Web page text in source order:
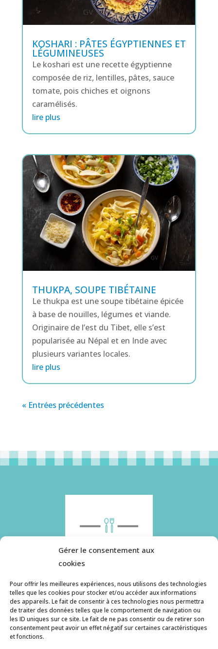
Gérer le consentement aux
cookies
Pour offrir les meilleures expériences, nous utilisons des technologies
telles que les cookies pour stocker et/ou accéder aux informations
des appareils. Le fait de consentir à ces technologies nous permettra
de traiter des données telles que le comportement de navigation ou
les ID uniques sur ce site. Le fait de ne pas consentir ou de retirer son
consentement peut avoir un effet négatif sur certaines caractéristiques
et fonctions.
KOSHARI : PÂTES ÉGYPTIENNES ET
LÉGUMINEUSES
Le koshari est une recette égyptienne
composée de riz, lentilles, pâtes, sauce
tomate, pois chiches et oignons
caramélisés.
lire plus
THUKPA, SOUPE TIBÉTAINE
Le thukpa est une soupe tibétaine épicée
à base de nouilles, légumes et viande.
Originaire de l’est du Tibet, elle s’est
popularisée au Népal et en Inde avec
plusieurs variantes locales.
lire plus
« Entrées précédentes
Histoire de pâtes utilise des cookies. Pour en
savoir plus, ainsi que sur la politique de
confidentialité, cliquez ici.